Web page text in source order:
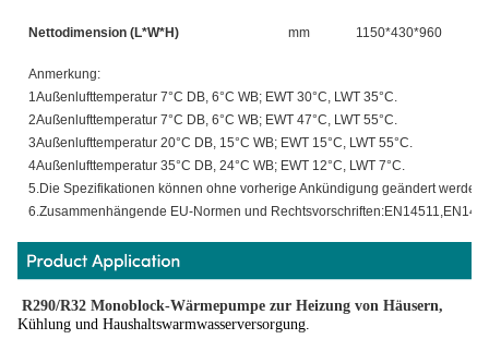
Nettodimension (L*W*H) mm 1150*430*960
Anmerkung:
1Außenlufttemperatur 7°C DB, 6°C WB; EWT 30°C, LWT 35°C.
2Außenlufttemperatur 7°C DB, 6°C WB; EWT 47°C, LWT 55°C.
3Außenlufttemperatur 20°C DB, 15°C WB; EWT 15°C, LWT 55°C.
4Außenlufttemperatur 35°C DB, 24°C WB; EWT 12°C, LWT 7°C.
5.Die Spezifikationen können ohne vorherige Ankündigung geändert werden.
6.Zusammenhängende EU-Normen und
R290/R32 Monoblock-Wärmepumpe zur Heizung von Häusern,
Kühlung und Haushaltswarmwasserversorgung.